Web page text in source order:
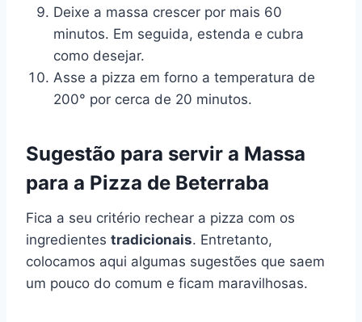
Deixe a massa crescer por mais 60
minutos. Em seguida, estenda e cubra
como desejar.
Asse a pizza em forno a temperatura de
200° por cerca de 20 minutos.
Sugestão para servir a Massa
para a Pizza de Beterraba
Fica a seu critério rechear a pizza com os
ingredientes tradicionais. Entretanto,
colocamos aqui algumas sugestões que saem
um pouco do comum e ficam maravilhosas.